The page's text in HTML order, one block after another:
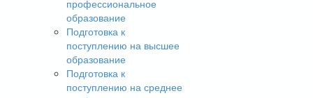
профессиональное
образование
Подготовка к
поступлению на высшее
образование
Подготовка к
поступлению на среднее